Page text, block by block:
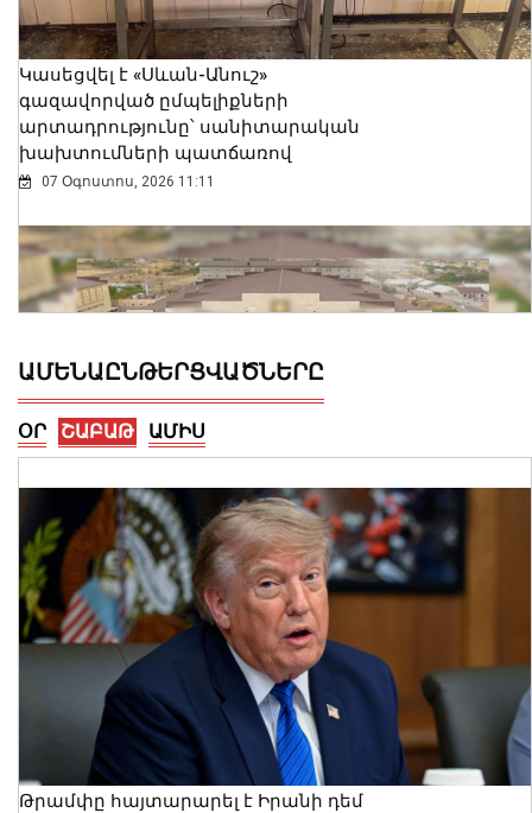
Կասեցվել է «Սևան-Անուշ»
գազավորված ըմպելիքների
արտադրությունը՝ սանիտարական
խախտումների պատճառով
07 Օգոստոս, 2026 11:11
ՊԵԿ-ը խոշոր առևտրի կենտրոնում
բացահայտել է 1,3 մլրդ դրամի
թաքցված հարկման օբյեկտ
07 Օգոստոս, 2026 10:47
ԱՄԵՆԱԸՆԹԵՐՑՎԱԾՆԵՐԸ
ՕՐ ՇԱԲԱԹ ԱՄԻՍ
Թրամփը հայտարարել է Իրանի դեմ